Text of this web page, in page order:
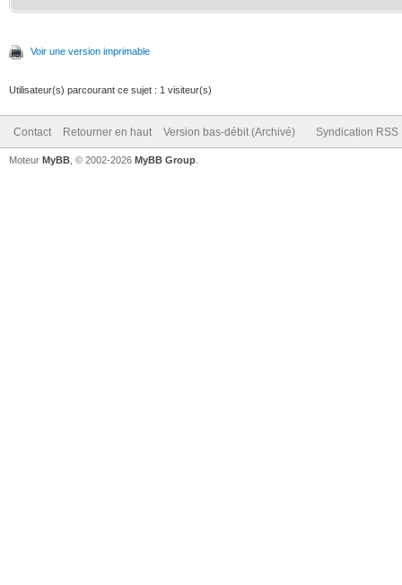
Voir une version imprimable
Utilisateur(s) parcourant ce sujet : 1 visiteur(s)
Contact Retourner en haut Version bas-débit (Archivé) Syndication RSS
Moteur MyBB , © 2002-2026 MyBB Group